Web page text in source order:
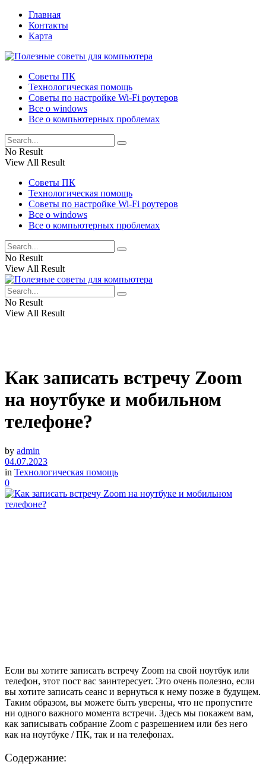
Главная
Контакты
Карта
Советы ПК
Технологическая помощь
Советы по настройке Wi-Fi роутеров
Все о windows
Все о компьютерных проблемах
No Result
View All Result
Советы ПК
Технологическая помощь
Советы по настройке Wi-Fi роутеров
Все о windows
Все о компьютерных проблемах
No Result
View All Result
No Result
View All Result
Как записать встречу Zoom
на ноутбуке и мобильном
телефоне?
by admin
04.07.2023
in Технологическая помощь
0
Если вы хотите записать встречу Zoom на свой ноутбук или
телефон, этот пост вас заинтересует. Это очень полезно, если
вы хотите записать сеанс и вернуться к нему позже в будущем.
Таким образом, вы можете быть уверены, что не пропустите
ни одного важного момента встречи. Здесь мы покажем вам,
как записывать собрание Zoom с разрешением или без него
как на ноутбуке / ПК, так и на телефонах.
Содержание: